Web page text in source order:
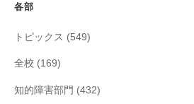
各部
トピックス (549)
全校 (169)
知的障害部門 (432)